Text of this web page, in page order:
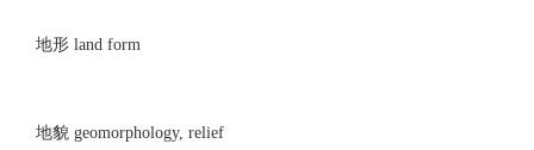
地形 land form
地貌 geomorphology, relief